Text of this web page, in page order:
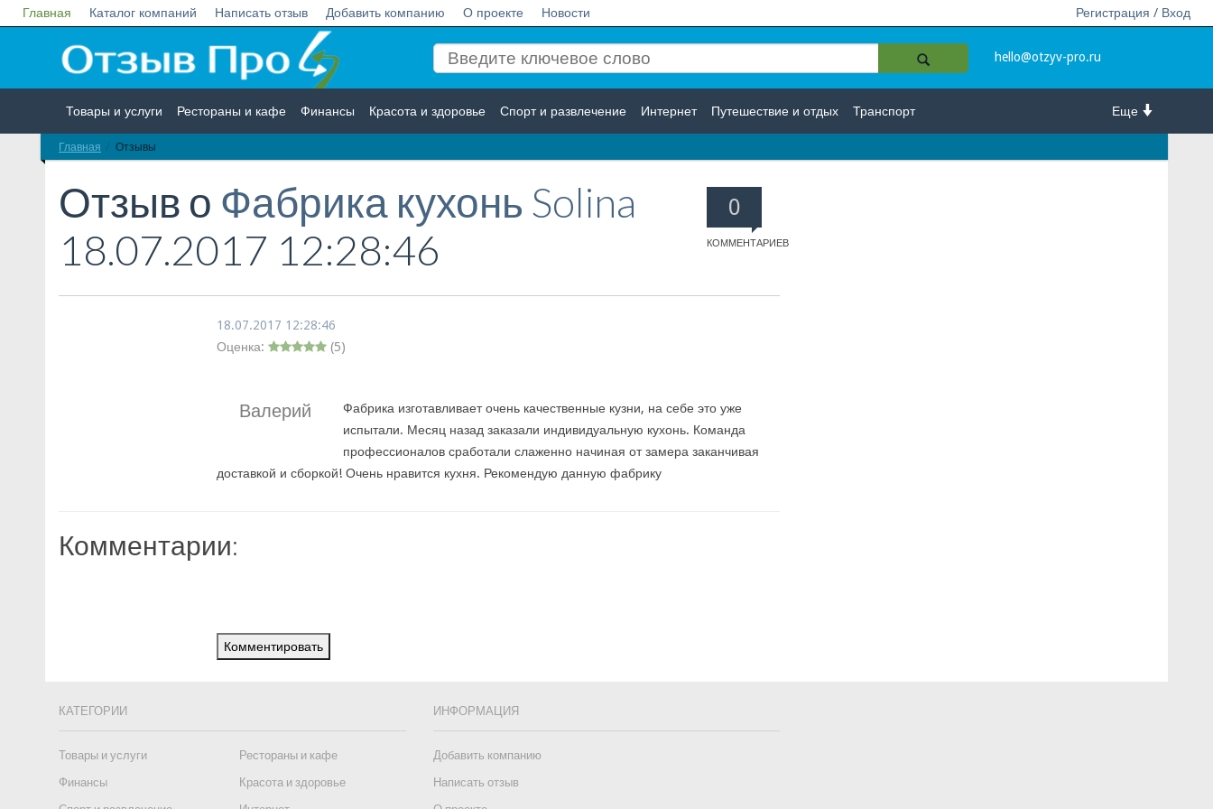
Главная Каталог компаний Написать отзыв Добавить компанию О проекте Новости Регистрация / Вход
hello@otzyv-pro.ru
Еще
Товары и услуги Рестораны и кафе Финансы Красота и здоровье Спорт и развлечение Интернет Путешествие и отдых Транспорт
Недвижимость
Главная Отзывы
0
КОММЕНТАРИЕВ
Отзыв о Фабрика кухонь Solina
18.07.2017 12:28:46
18.07.2017 12:28:46
Оценка:
(5)
Валерий
Фабрика изготавливает очень качественные кузни, на себе это уже
испытали. Месяц назад заказали индивидуальную кухонь. Команда
профессионалов сработали слаженно начиная от замера заканчивая
доставкой и сборкой! Очень нравится кухня. Рекомендую данную фабрику
Комментарии:
Комментировать
КАТЕГОРИИ
Товары и услуги
Рестораны и кафе
Финансы
Красота и здоровье
ИНФОРМАЦИЯ
Добавить компанию
Написать отзыв